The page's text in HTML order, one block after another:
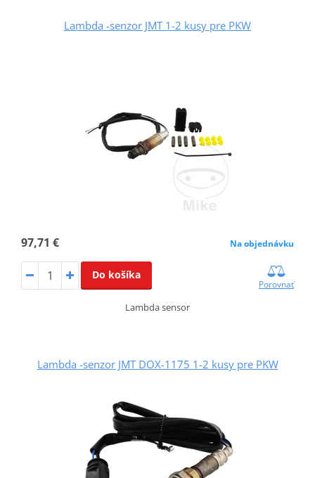
Lambda -senzor JMT 1-2 kusy pre PKW
97,71 € Na objednávku
Do košíka
Porovnať
Lambda sensor
Lambda -senzor JMT DOX-1175 1-2 kusy pre PKW